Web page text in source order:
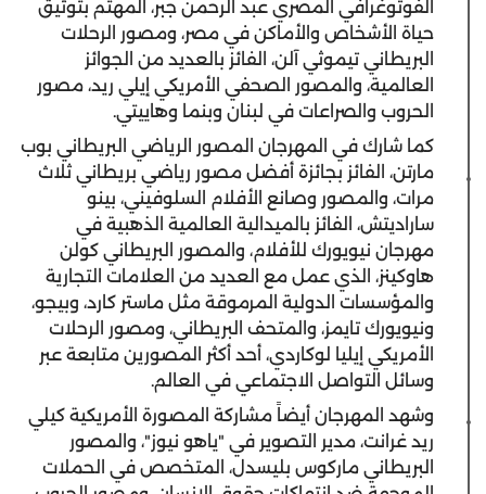
الفوتوغرافي المصري عبد الرحمن جبر، المهتم بتوثيق
حياة الأشخاص والأماكن في مصر، ومصور الرحلات
البريطاني تيموثي آلن، الفائز بالعديد من الجوائز
العالمية، والمصور الصحفي الأمريكي إيلي ريد، مصور
الحروب والصراعات في لبنان وبنما وهاييتي.
كما شارك في المهرجان المصور الرياضي البريطاني بوب
مارتن، الفائز بجائزة أفضل مصور رياضي بريطاني ثلاث
مرات، والمصور وصانع الأفلام السلوفيني، بينو
ساراديتش، الفائز بالميدالية العالمية الذهبية في
مهرجان نيويورك للأفلام، والمصور البريطاني كولن
هاوكينز، الذي عمل مع العديد من العلامات التجارية
والمؤسسات الدولية المرموقة مثل ماستر كارد، وبيجو،
ونيويورك تايمز، والمتحف البريطاني، ومصور الرحلات
الأمريكي إيليا لوكاردي، أحد أكثر المصورين متابعة عبر
وسائل التواصل الاجتماعي في العالم.
وشهد المهرجان أيضاً مشاركة المصورة الأمريكية كيلي
ريد غرانت، مدير التصوير في "ياهو نيوز"، والمصور
البريطاني ماركوس بليسدل، المتخصص في الحملات